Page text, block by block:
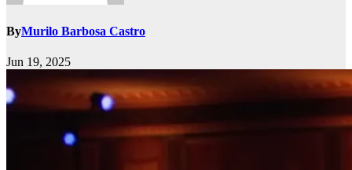
ByMurilo Barbosa Castro
Jun 19, 2025